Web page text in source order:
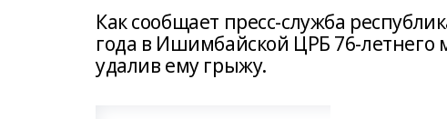
Как сообщает пресс-служба
года в Ишимбайской ЦРБ 76-летнего
удалив ему грыжу.